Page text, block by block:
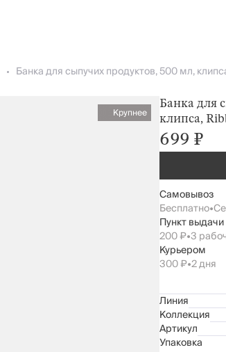
Банка для сыпучих продуктов, 500 мл,
Крупнее
Банка для
клипса,
699 ₽
Самовывоз
Бесплатно•
Пункт выдачи
200 ₽•3
Курьером
300 ₽•2 дня
Линия
Коллекция
Артикул
Упаковка